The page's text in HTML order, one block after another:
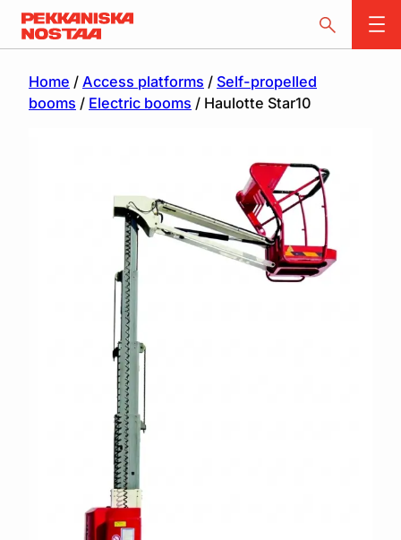
Home / Access platforms / Self-propelled
booms / Electric booms / Haulotte Star10